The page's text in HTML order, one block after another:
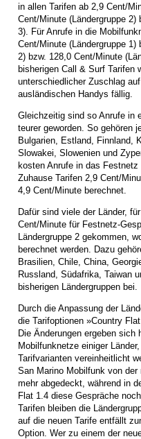
in allen Tarifen ab 2,9 Cent/
Cent/Minute (Ländergruppe 2)
3). Für Anrufe in die
Cent/Minute (Ländergruppe 1)
2) bzw. 128,0 Cent/Minute
bisherigen Call & Surf Tarifen
unterschiedlicher Zuschlag
ausländischen Handys fällig.
Gleichzeitig sind so Anrufe in
teurer geworden. So gehören
Bulgarien, Estland, Finnland,
Slowakei, Slowenien und
kosten Anrufe in das
Zuhause Tarifen 2,9 Cent/
4,9 Cent/Minute berechnet.
Dafür sind viele der Länder,
Cent/Minute für Festnetz-
Ländergruppe 2 gekommen,
berechnet werden. Dazu
Brasilien, Chile, China,
Russland, Südafrika, Taiwan
bisherigen Ländergruppen bei.
Durch die Anpassung der
die Tarifoptionen »Country
Die Änderungen ergeben
Mobilfunknetze einiger
Tarifvarianten vereinheitlicht
San Marino Mobilfunk von
mehr abgedeckt, während in
Flat 1.4 diese Gespräche
Tarifen bleiben die
auf die neuen Tarife entfällt
Option. Wer zu einem der